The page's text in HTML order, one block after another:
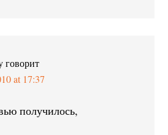
говорит
at 17:37
получилось,